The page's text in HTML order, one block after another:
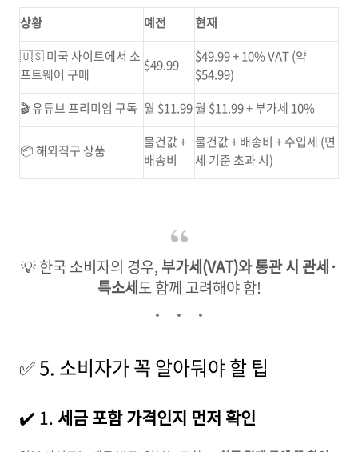
상황 예전
현재
🇺🇸 미국 사이트에서 소
프트웨어 구매
$49.99
$49.99 + 10% VAT (약
$54.99)
🎬 유튜브 프리미엄 구독 월 $11.99월 $11.99 + 부가세 10%
📦 해외직구 상품
물건값 +
배송비
물건값 + 배송비 + 수입세 (면
세 기준 초과 시)
💡 한국 소비자의 경우, 부가세(VAT)와 통관 시 관세·
특소세도 함께 고려해야 함!
✅ 5. 소비자가 꼭 알아둬야 할 팁
✔️ 1.세금 포함 가격인지 먼저 확인